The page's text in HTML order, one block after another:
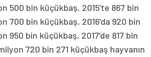
500 bin küçükbaş, 2015’te 867 bin
700 bin küçükbaş, 2016’da 920 bin
950 bin küçükbaş, 2017’de 817 bin
720 bin 271 küçükbaş hayvanın